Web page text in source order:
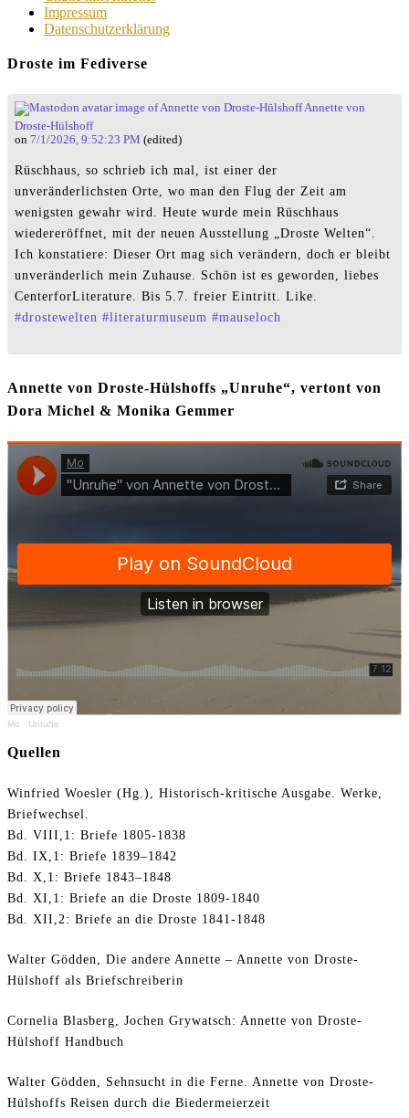
Impressum
Datenschutzerklärung
Droste im Fediverse
Annette von
Droste-Hülshoff
on 7/1/2026, 9:52:23 PM (edited)
Rüschhaus, so schrieb ich mal, ist einer der
unveränderlichsten Orte, wo man den Flug der Zeit am
wenigsten gewahr wird. Heute wurde mein Rüschhaus
wiedereröffnet, mit der neuen Ausstellung „Droste Welten“.
Ich konstatiere: Dieser Ort mag sich verändern, doch er bleibt
unveränderlich mein Zuhause. Schön ist es geworden, liebes
CenterforLiterature. Bis 5.7. freier Eintritt. Like.
#drostewelten #literaturmuseum #mauseloch
Annette von Droste-Hülshoffs „Unruhe“, vertont von
Dora Michel & Monika Gemmer
Mo · Unruhe
Quellen
Winfried Woesler (Hg.), Historisch-kritische Ausgabe. Werke,
Briefwechsel.
Bd. VIII,1: Briefe 1805-1838
Bd. IX,1: Briefe 1839–1842
Bd. X,1: Briefe 1843–1848
Bd. XI,1: Briefe an die Droste 1809-1840
Bd. XII,2: Briefe an die Droste 1841-1848
Walter Gödden, Die andere Annette – Annette von Droste-
Hülshoff als Briefschreiberin
Cornelia Blasberg, Jochen Grywatsch: Annette von Droste-
Hülshoff Handbuch
Walter Gödden, Sehnsucht in die Ferne. Annette von Droste-
Hülshoffs Reisen durch die Biedermeierzeit